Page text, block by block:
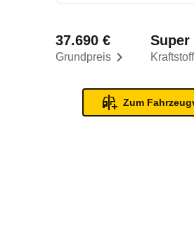
Grundpreis
37.690 €
Kraftstoff
Super
Zum